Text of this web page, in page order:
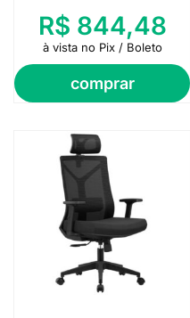
comprar
R$ 844,48
à vista no Pix / Boleto